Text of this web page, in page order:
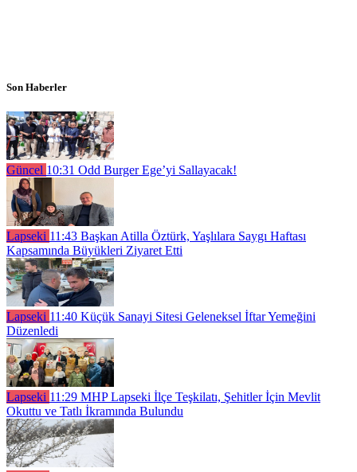
Son Haberler
Güncel 10:31 Odd Burger Ege’yi Sallayacak!
Lapseki 11:43 Başkan Atilla Öztürk, Yaşlılara Saygı Haftası
Kapsamında Büyükleri Ziyaret Etti
Lapseki 11:40 Küçük Sanayi Sitesi Geleneksel İftar Yemeğini
Düzenledi
Lapseki 11:29 MHP Lapseki İlçe Teşkilatı, Şehitler İçin Mevlit
Okuttu ve Tatlı İkramında Bulundu